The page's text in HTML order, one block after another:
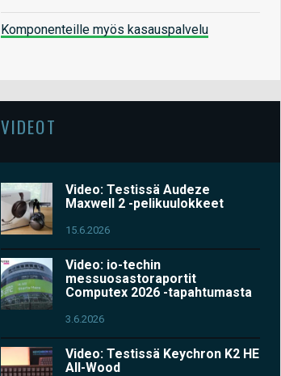
Komponenteille myös kasauspalvelu
VIDEOT
Video: Testissä Audeze
Maxwell 2 -pelikuulokkeet
15.6.2026
Video: io-techin
messuosastoraportit
Computex 2026 -tapahtumasta
3.6.2026
Video: Testissä Keychron K2 HE
All-Wood